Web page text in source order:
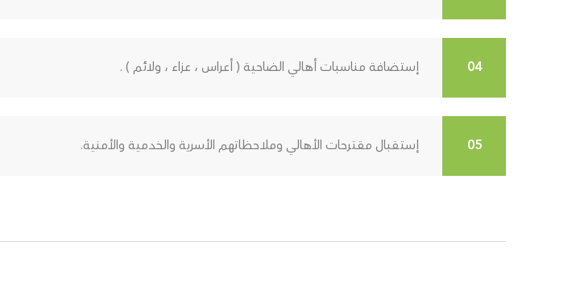
إستضافة مناسبات أهالي الضاحية ( أعراس ، عزاء ، ولائم ) .
إستقبال مقترحات الأهالي وملاحظاتهم الأسرية والخدمية والأمنية.